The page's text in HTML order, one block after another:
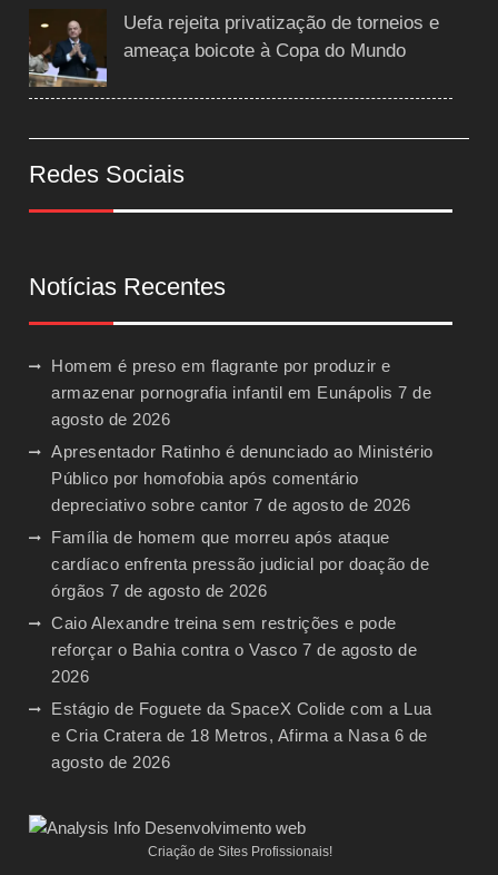
Uefa rejeita privatização de torneios e
ameaça boicote à Copa do Mundo
Redes Sociais
Notícias Recentes
Homem é preso em flagrante por produzir e
armazenar pornografia infantil em Eunápolis 7 de
agosto de 2026
Apresentador Ratinho é denunciado ao Ministério
Público por homofobia após comentário
depreciativo sobre cantor 7 de agosto de 2026
Família de homem que morreu após ataque
cardíaco enfrenta pressão judicial por doação de
órgãos 7 de agosto de 2026
Caio Alexandre treina sem restrições e pode
reforçar o Bahia contra o Vasco 7 de agosto de
2026
Estágio de Foguete da SpaceX Colide com a Lua
e Cria Cratera de 18 Metros, Afirma a Nasa 6 de
agosto de 2026
Criação de Sites Profissionais!